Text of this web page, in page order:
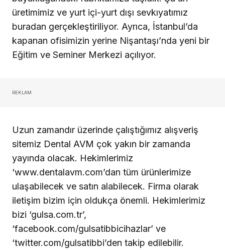
üretimimiz ve yurt içi-yurt dışı sevkıyatımız
buradan gerçekleştiriliyor. Ayrıca, İstanbul’da
kapanan ofisimizin yerine Nişantaşı’nda yeni bir
Eğitim ve Seminer Merkezi açılıyor.
REKLAM
Uzun zamandır üzerinde çalıştığımız alışveriş
sitemiz Dental AVM çok yakın bir zamanda
yayında olacak. Hekimlerimiz
‘www.dentalavm.com’dan tüm ürünlerimize
ulaşabilecek ve satın alabilecek. Firma olarak
iletişim bizim için oldukça önemli. Hekimlerimiz
bizi ‘gulsa.com.tr’,
‘facebook.com/gulsatibbicihazlar’ ve
‘twitter.com/gulsatibbi’den takip edilebilir.